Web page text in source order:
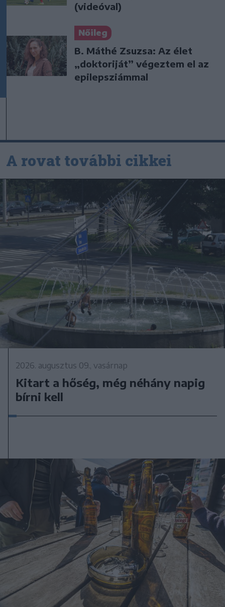
(videóval)
Nőileg
B. Máthé Zsuzsa: Az élet
„doktoriját” végeztem el az
epilepsziámmal
A rovat további cikkei
2026. augusztus 09., vasárnap
Kitart a hőség, még néhány napig
bírni kell